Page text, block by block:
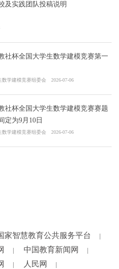
及实践团队投稿说明
社杯全国大学生数学建模竞赛第一
数学建模竞赛组委会 2026-07-06
社杯全国大学生数学建模竞赛赛题
定为9月10日
数学建模竞赛组委会 2026-07-06
家智慧教育公共服务平台
中国教育新闻网
人民网